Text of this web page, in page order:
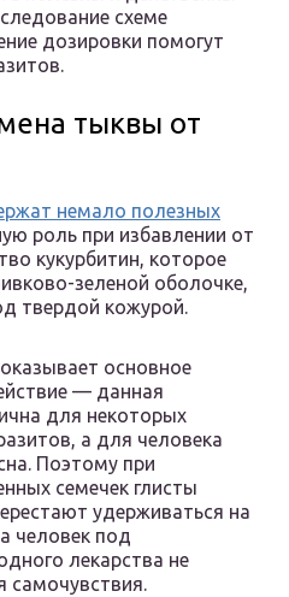
схеме
дозировки помогут
тыквы от
немало полезных
роль при избавлении от
кукурбитин, которое
зеленой оболочке,
твердой кожурой.
основное
— данная
для некоторых
а для человека
Поэтому при
семечек глисты
удерживаться на
человек под
лекарства не
самочувствия.